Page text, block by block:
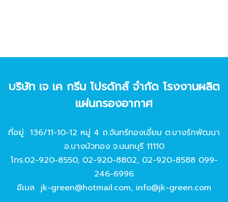
บริษัท เจ เค กรีน โปรดักส์ จํากัด โรงงานผลิต
แผ่นกรองอากาศ
ที่อยู่ 136/11-10-12 หมู่ 4 ถ.จันทร์ทองเอี่ยม ต.บางรักพัฒนา
อ.บางบัวทอง จ.นนทบุรี 11110
โทร.02-920-8550, 02-920-8802, 02-920-8588 099-
246-6996
อีเมล jk-green@hotmail.com, info@jk-green.com